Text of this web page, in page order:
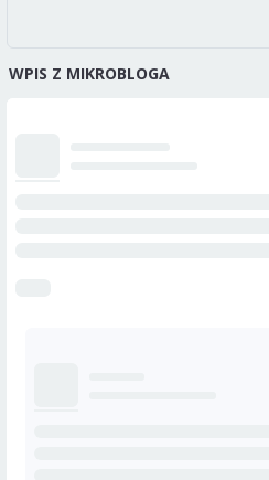
WPIS Z MIKROBLOGA